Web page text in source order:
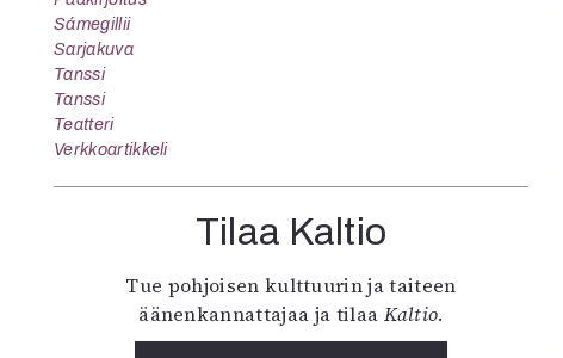
Sámegillii
Sarjakuva
Tanssi
Tanssi
Teatteri
Verkkoartikkeli
Tilaa Kaltio
Tue pohjoisen kulttuurin ja taiteen
äänenkannattajaa ja tilaa Kaltio.